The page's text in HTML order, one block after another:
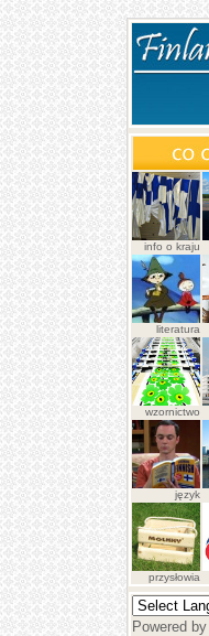
info o kraju
literatura
wzornictwo
język
przysłowia
Powered by